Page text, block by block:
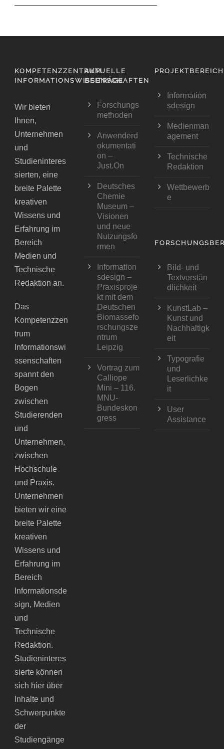
KOMPETENZZENTRUM
INFORMATIONSWISSENSCHAFTEN
Wir bieten
Ihnen,
Unternehmen
und
Studieninteres
sierten, eine
breite Palette
kreativen
Wissens und
Erfahrung im
Bereich
Medien und
Technische
Redaktion an.
Das
Kompetenzzen
trum
Informationswi
ssenschaften
spannt den
Bogen
zwischen
Studierenden
und
Unternehmen,
zwischen
Hochschule
und Praxis.
Unternehmen
bieten wir eine
breite Palette
kreativen
Wissens und
Erfahrung im
Bereich
Informationsde
sign, Medien
und
Technische
Redaktion.
Studieninteres
sierte können
sich hier über
Inhalte und
Schwerpunkte
der
Studiengänge
AKTUELLE
BEITRÄGE
Forschungs
methoden
Anwenderd
okumentati
on –
Just.On
Deutsches
Chemie
Museum –
Visionen
und neue
Nutzungsfo
rmen
Information
sdesign –
Praxisproje
kt mit dem
Deutschen
Biomassefo
rschungsze
ntrum
Leipzig
Vortrag zum
Calliope
Mini – 116.
MNU-
Bundeskon
gress
Information
sdesign
Medienman
agement
Technische
Redaktion
Wettbewerb
e
Bild- und
Textverstän
dlichkeit
KunstLab –
Kunst und
Nachhaltigk
eit
Typografie
und
Leserlichke
it
User
Assistance